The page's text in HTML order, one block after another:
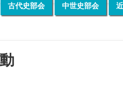
古代史部会 中世史部会